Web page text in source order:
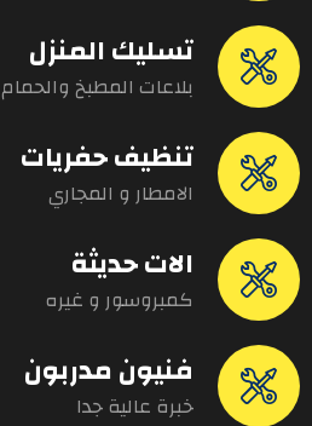
تسليك المنزل
بلاعات المطبخ والحمام
تنظيف حفريات
الامطار و المجاري
الات حديثة
كمبروسور و غيره
فنيون مدربون
خبرة عالية جدا